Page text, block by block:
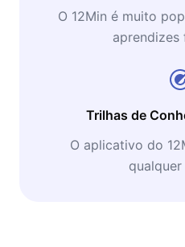
O 12Min é muito
aprendizes
Trilhas de
O aplicativo do
qualquer